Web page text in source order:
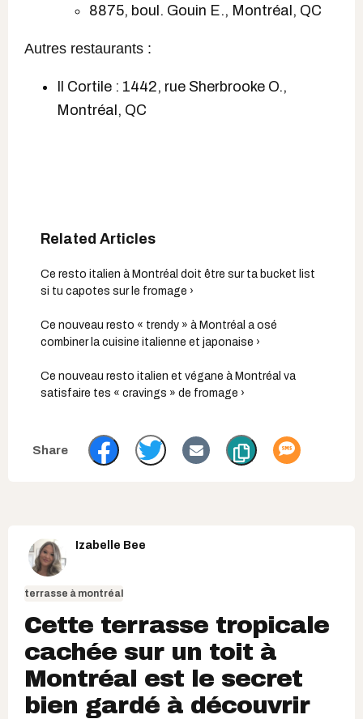
8875, boul. Gouin E., Montréal, QC
Autres restaurants :
Il Cortile : 1442, rue Sherbrooke O.,
Montréal, QC
Ce resto italien à Montréal doit être sur ta bucket list
si tu capotes sur le fromage ›
Ce nouveau resto « trendy » à Montréal a osé
combiner la cuisine italienne et japonaise ›
Ce nouveau resto italien et végane à Montréal va
satisfaire tes « cravings » de fromage ›
Izabelle Bee
terrasse à montréal
Cette terrasse tropicale
cachée sur un toit à
Montréal est le secret
bien gardé à découvrir